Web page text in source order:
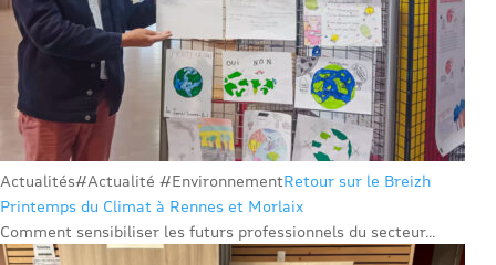
Actualités#Actualité #EnvironnementRetour sur le Breizh
Printemps du Climat à Rennes et Morlaix
Comment sensibiliser les futurs professionnels du secteur...